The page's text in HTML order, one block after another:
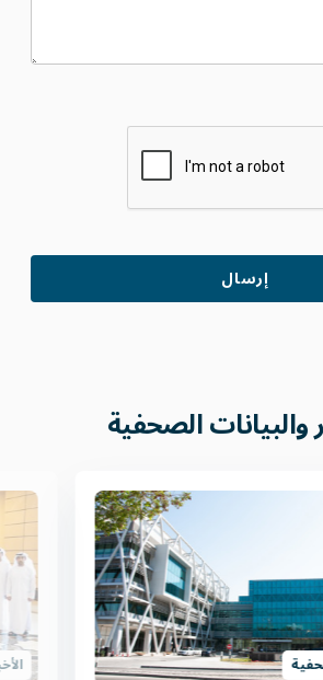
والبيانات الصحفية